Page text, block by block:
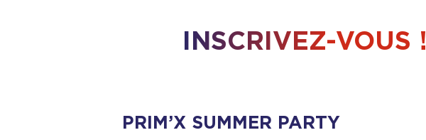
INSCRIVEZ-VOUS !
PRIM’X SUMMER PARTY